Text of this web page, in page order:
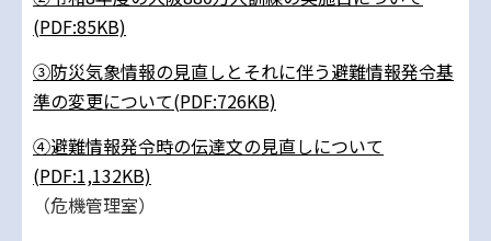
(PDF:85KB)
③防災気象情報の見直しとそれに伴う避難情報発令基
準の変更について(PDF:726KB)
④避難情報発令時の伝達文の見直しについて
(PDF:1,132KB)
（危機管理室）